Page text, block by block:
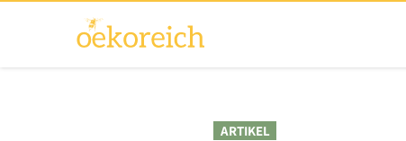
ARTIKEL